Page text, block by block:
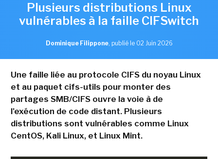
Plusieurs distributions Linux
vulnérables à la faille CIFSwitch
Dominique Filippone, publié le 02 Juin 2026
Une faille liée au protocole CIFS du noyau Linux
et au paquet cifs-utils pour monter des
partages SMB/CIFS ouvre la voie à de
l'exécution de code distant. Plusieurs
distributions sont vulnérables comme Linux
CentOS, Kali Linux, et Linux Mint.